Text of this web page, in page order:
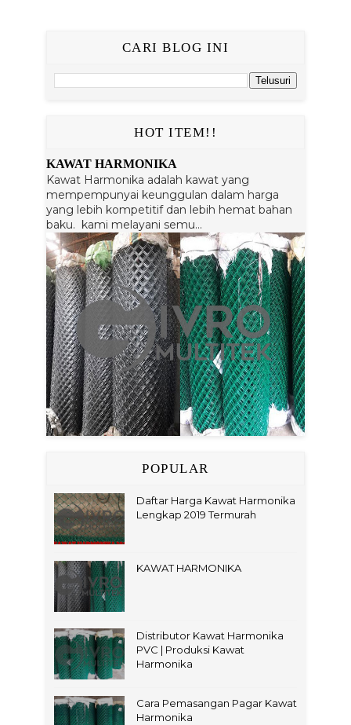
CARI BLOG INI
HOT ITEM!!
KAWAT HARMONIKA
Kawat Harmonika adalah kawat yang
mempempunyai keunggulan dalam harga
yang lebih kompetitif dan lebih hemat bahan
baku. kami melayani semu...
POPULAR
Daftar Harga Kawat Harmonika
Lengkap 2019 Termurah
KAWAT HARMONIKA
Distributor Kawat Harmonika
PVC | Produksi Kawat
Harmonika
Cara Pemasangan Pagar Kawat
Harmonika